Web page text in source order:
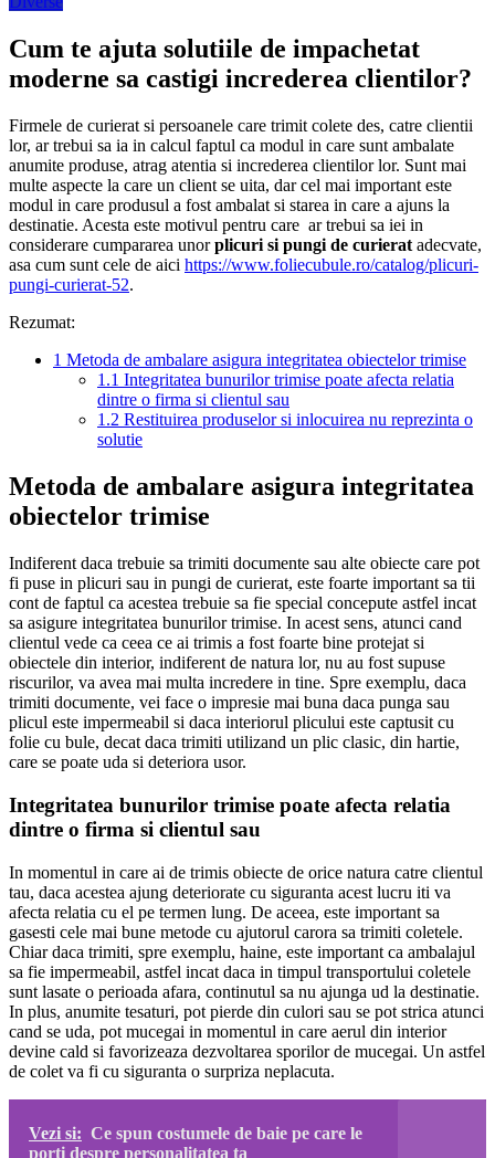
Cum te ajuta solutiile de impachetat
moderne sa castigi increderea clientilor?
Firmele de curierat si persoanele care trimit colete des, catre clientii
lor, ar trebui sa ia in calcul faptul ca modul in care sunt ambalate
anumite produse, atrag atentia si increderea clientilor lor. Sunt mai
multe aspecte la care un client se uita, dar cel mai important este
modul in care produsul a fost ambalat si starea in care a ajuns la
destinatie. Acesta este motivul pentru care ar trebui sa iei in
considerare cumpararea unorplicuri si pungi de curierat adecvate,
asa cum sunt cele de aici https://www.foliecubule.ro/catalog/plicuri-
pungi-curierat-52.
Rezumat:
1 Metoda de ambalare asigura integritatea obiectelor trimise
1.1 Integritatea bunurilor trimise poate afecta relatia
dintre o firma si clientul sau
1.2 Restituirea produselor si inlocuirea nu reprezinta o
solutie
Metoda de ambalare asigura integritatea
obiectelor trimise
Indiferent daca trebuie sa trimiti documente sau alte obiecte care pot
fi puse in plicuri sau in pungi de curierat, este foarte important sa tii
cont de faptul ca acestea trebuie sa fie special concepute astfel incat
sa asigure integritatea bunurilor trimise. In acest sens, atunci cand
clientul vede ca ceea ce ai trimis a fost foarte bine protejat si
obiectele din interior, indiferent de natura lor, nu au fost supuse
riscurilor, va avea mai multa incredere in tine. Spre exemplu, daca
trimiti documente, vei face o impresie mai buna daca punga sau
plicul este impermeabil si daca interiorul plicului este captusit cu
folie cu bule, decat daca trimiti utilizand un plic clasic, din hartie,
care se poate uda si deteriora usor.
Integritatea bunurilor trimise poate afecta relatia
dintre o firma si clientul sau
In momentul in care ai de trimis obiecte de orice natura catre clientul
tau, daca acestea ajung deteriorate cu siguranta acest lucru iti va
afecta relatia cu el pe termen lung. De aceea, este important sa
gasesti cele mai bune metode cu ajutorul carora sa trimiti coletele.
Chiar daca trimiti, spre exemplu, haine, este important ca ambalajul
sa fie impermeabil, astfel incat daca in timpul transportului coletele
sunt lasate o perioada afara, continutul sa nu ajunga ud la destinatie.
In plus, anumite tesaturi, pot pierde din culori sau se pot strica atunci
cand se uda, pot mucegai in momentul in care aerul din interior
devine cald si favorizeaza dezvoltarea sporilor de mucegai. Un astfel
de colet va fi cu siguranta o surpriza neplacuta.
Vezi si: Ce spun costumele de baie pe care le
porti despre personalitatea ta